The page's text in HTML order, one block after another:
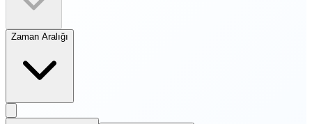
Zaman Aralığı